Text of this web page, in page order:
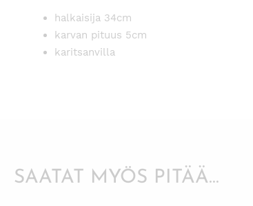
halkaisija 34cm
karvan pituus 5cm
karitsanvilla
SAATAT MYÖS PITÄÄ...